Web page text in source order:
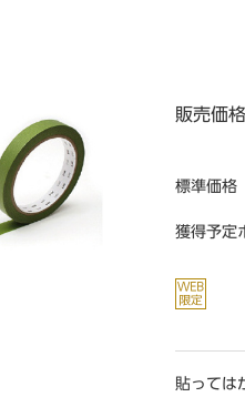
販売価格
標準価格
獲得予定
貼っては